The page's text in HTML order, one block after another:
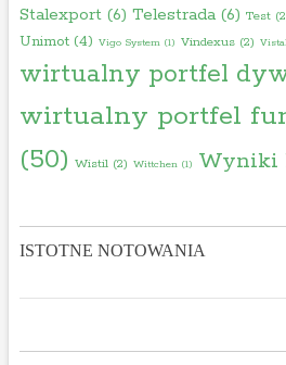
Stalexport(6) Telestrada(6) Test
Unimot(4) Vigo System(1) Vindexus(2)
wirtualny portfel
wirtualny portfel
(50) Wistil(2) Wittchen(1) Wyniki
ISTOTNE NOTOWANIA